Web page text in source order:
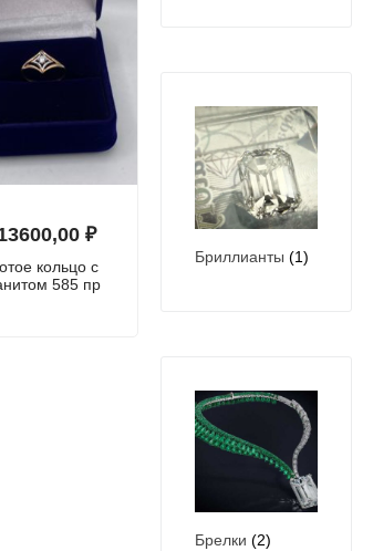
₽
кольцо с
585 пр
Бриллианты(1)
Брелки(2)